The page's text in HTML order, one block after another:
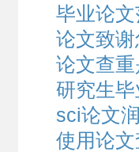
毕业论
论文致
论文查
研究生
sci论文
使用论